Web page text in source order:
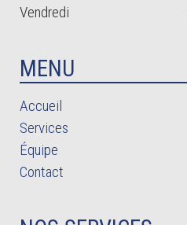
Vendredi
MENU
Accueil
Services
Équipe
Contact